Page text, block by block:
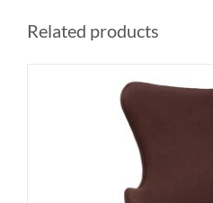
Related products